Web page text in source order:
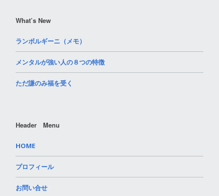
What’s New
ランボルギーニ（メモ）
メンタルが強い人の８つの特徴
ただ謙のみ福を受く
Header Menu
HOME
プロフィール
お問い合せ